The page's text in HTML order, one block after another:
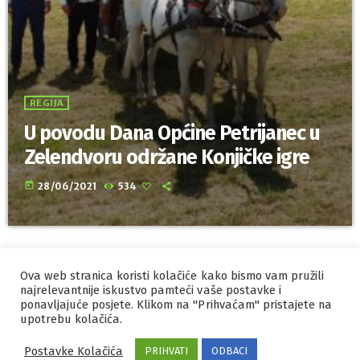
REGIJA
U povodu Dana Općine Petrijanec u
Zelendvoru održane Konjičke igre
today 28/06/2021 534
IZRADA I HOSTINGORBIS
MARKETING
PRAVILA PRIVATNOSTI
Ova web stranica koristi kolačiće kako bismo vam pružili
najrelevantnije iskustvo pamteći vaše postavke i
ponavljajuće posjete. Klikom na "Prihvaćam" pristajete na
upotrebu kolačića.
Postavke Kolačića PRIHVATI ODBACI